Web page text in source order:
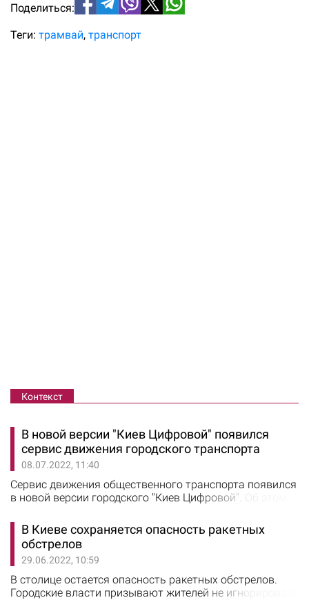
Поделиться:
Теги: трамвай транспорт
Контекст
В новой версии "Киев Цифровой" появился
сервис движения городского транспорта
08.07.2022, 11:40
Сервис движения общественного транспорта появился
в новой версии городского "Киев Цифровой". Об этом
Киева и заместитель председателя КГГА Петр Оленич.
Теперь вы можете отследить точное время прибытия
транспорта, сохранять маршруты и узнавать о
пересадках. Сервис работает в бета-версии, ждем
ваших отзывов и продолжаем совершенствоваться»,…
В Киеве сохраняется опасность ракетных
обстрелов
29.06.2022, 10:59
В столице остается опасность ракетных обстрелов.
Городские власти призывают жителей не игнорировать